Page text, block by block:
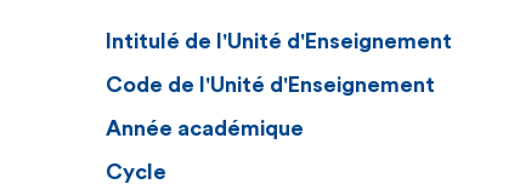
Intitulé de l'Unité d'Enseignement
Code de l'Unité d'Enseignement
Année académique
Cycle